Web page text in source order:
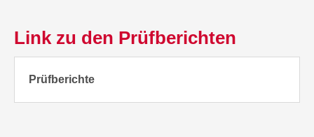
Link zu den Prüfberichten
Prüfberichte